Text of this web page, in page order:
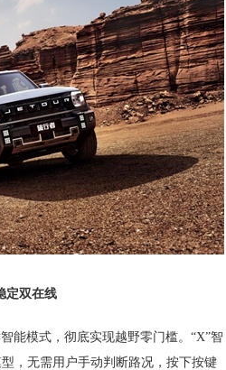
定双在线
能模式，彻底实现越野零门槛。“X”智
，无需用户手动判断路况，按下按键